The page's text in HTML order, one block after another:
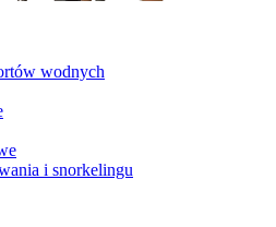
wodnych
i snorkelingu